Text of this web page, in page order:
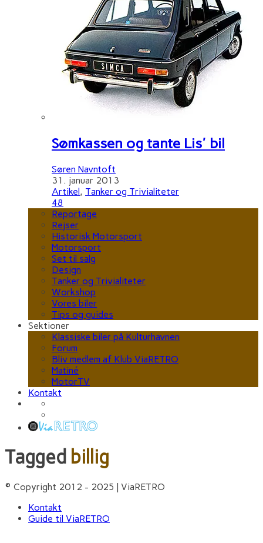
Sømkassen og tante Lis' bil
Søren Navntoft
31. januar 2013
Artikel, Tanker og Trivialiteter
48
Reportage
Rejser
Historisk Motorsport
Motorsport
Set til salg
Design
Tanker og Trivialiteter
Workshop
Vores biler
Tips og guides
Sektioner
Klassiske biler på Kulturhavnen
Forum
Bliv medlem af Klub ViaRETRO
Matiné
MotorTV
Kontakt
Tagged billig
© Copyright 2012 - 2025 | ViaRETRO
Kontakt
Guide til ViaRETRO